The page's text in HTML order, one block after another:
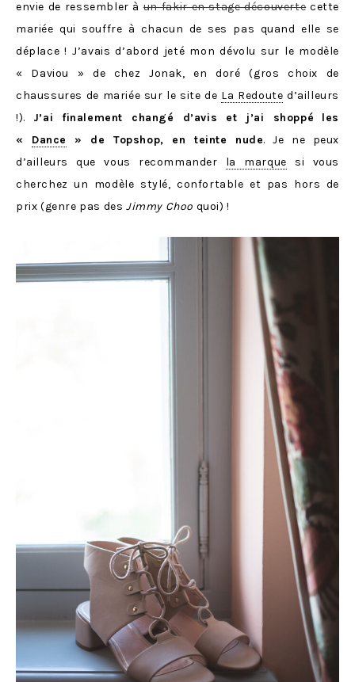
envie de ressembler àun fakir en stage découvertecette
mariée qui souffre à chacun de ses pas quand elle se
déplace ! J’avais d’abord jeté mon dévolu sur le modèle
« Daviou » de chez Jonak, en doré (gros choix de
chaussures de mariée sur le site de La Redoute d’ailleurs
!). J’ai finalement changé d’avis et j’ai shoppé
les
« Dance » de Topshop, en teinte nude. Je ne peux
d’ailleurs que vous recommander la marque si vous
cherchez un modèle stylé, confortable et pas hors de
prix (genre pas des Jimmy Choo quoi) !